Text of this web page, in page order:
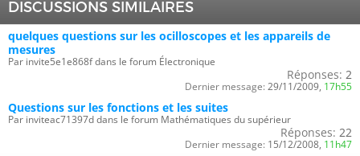
DISCUSSIONS SIMILAIRES
quelques questions sur les ocilloscopes et les appareils de
mesures
Par invite5e1e868f dans le forum Électronique
Réponses: 2
Dernier message: 29/11/2009, 17h55
Questions sur les fonctions et les suites
Par inviteac71397d dans le forum Mathématiques du supérieur
Réponses: 22
Dernier message: 15/12/2008, 11h47